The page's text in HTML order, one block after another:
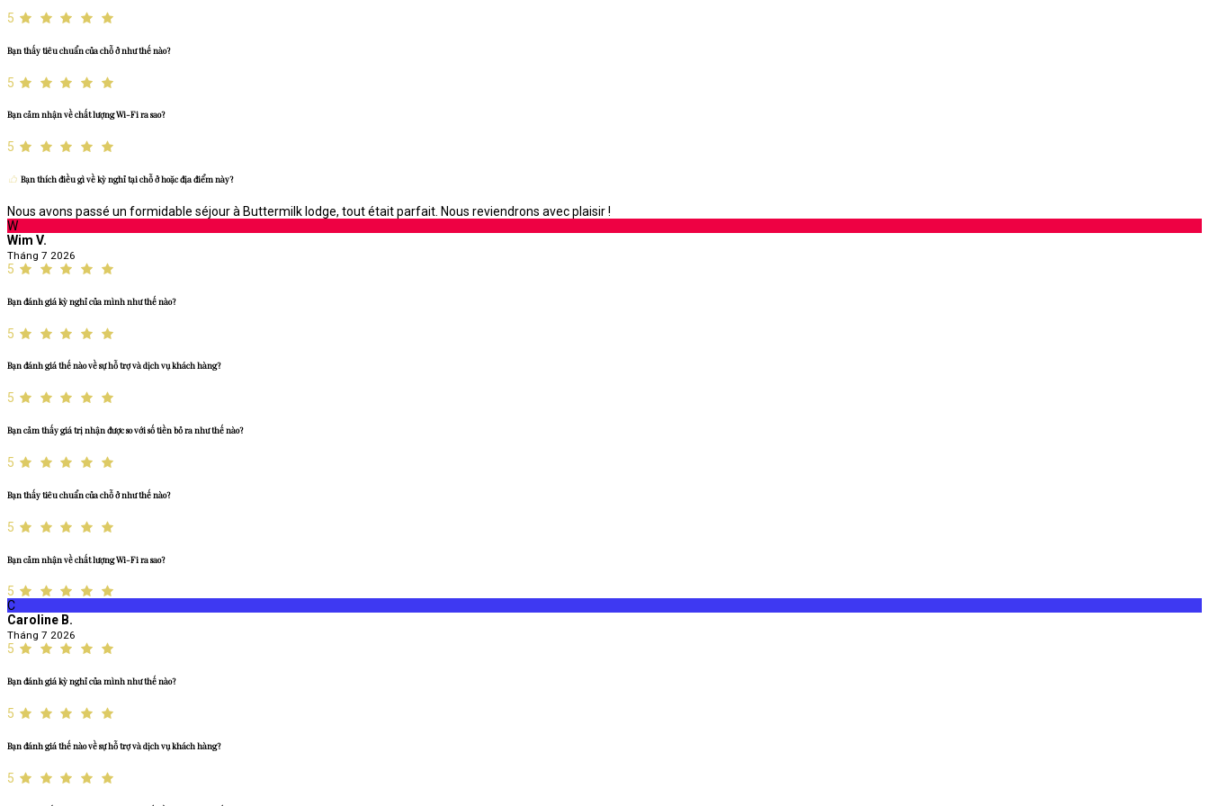
5
Bạn thấy tiêu chuẩn của chỗ ở như thế nào?
5
Bạn cảm nhận về chất lượng Wi-Fi ra sao?
5
Bạn thích điều gì về kỳ nghỉ tại chỗ ở hoặc địa điểm này?
Nous avons passé un formidable séjour à Buttermilk lodge, tout était parfait. Nous reviendrons avec plaisir !
W
Wim V.
Tháng 7 2026
5
Bạn đánh giá kỳ nghỉ của mình như thế nào?
5
Bạn đánh giá thế nào về sự hỗ trợ và dịch vụ khách hàng?
5
Bạn cảm thấy giá trị nhận được so với số tiền bỏ ra như thế nào?
5
Bạn thấy tiêu chuẩn của chỗ ở như thế nào?
5
Bạn cảm nhận về chất lượng Wi-Fi ra sao?
5
C
Caroline B.
Tháng 7 2026
5
Bạn đánh giá kỳ nghỉ của mình như thế nào?
5
Bạn đánh giá thế nào về sự hỗ trợ và dịch vụ khách hàng?
5